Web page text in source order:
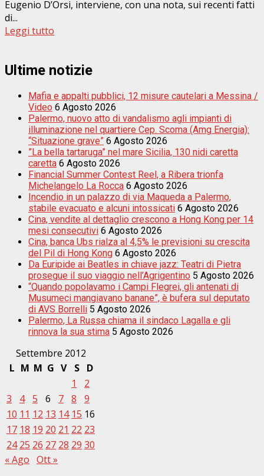
Eugenio D’Orsi, interviene, con una nota, sui recenti fatti
di...
Leggi tutto
Ultime notizie
Mafia e appalti pubblici, 12 misure cautelari a Messina /
Video 6 Agosto 2026
Palermo, nuovo atto di vandalismo agli impianti di
illuminazione nel quartiere Cep. Scoma (Amg Energia):
“Situazione grave” 6 Agosto 2026
”La bella tartaruga” nel mare Sicilia, 130 nidi caretta
caretta 6 Agosto 2026
Financial Summer Contest Reel, a Ribera trionfa
Michelangelo La Rocca 6 Agosto 2026
Incendio in un palazzo di via Maqueda a Palermo,
stabile evacuato e alcuni intossicati 6 Agosto 2026
Cina, vendite al dettaglio crescono a Hong Kong per 14
mesi consecutivi 6 Agosto 2026
Cina, banca Ubs rialza al 4,5% le previsioni su crescita
del Pil di Hong Kong 6 Agosto 2026
Da Euripide ai Beatles in chiave jazz: Teatri di Pietra
prosegue il suo viaggio nell’Agrigentino 5 Agosto 2026
“Quando popolavamo i Campi Flegrei, gli antenati di
Musumeci mangiavano banane”, è bufera sul deputato
di AVS Borrelli 5 Agosto 2026
Palermo, La Russa chiama il sindaco Lagalla e gli
rinnova la sua stima 5 Agosto 2026
Settembre 2012
L M M G V S
D
1
2
3
4 5 6 7 8
9
10 11 12 13 14 15 16
17 18 19 20 21 22 23
24 25 26 27 28 29 30
« Ago Ott »